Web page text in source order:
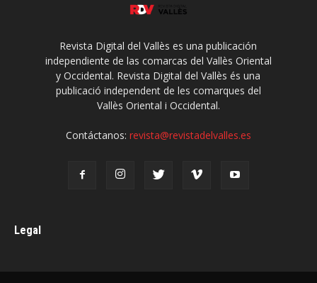
Revista Digital del Vallès es una publicación
independiente de las comarcas del Vallès Oriental
y Occidental. Revista Digital del Vallès és una
publicació independent de les comarques del
Vallès Oriental i Occidental.
Contáctanos: revista@revistadelvalles.es
Legal